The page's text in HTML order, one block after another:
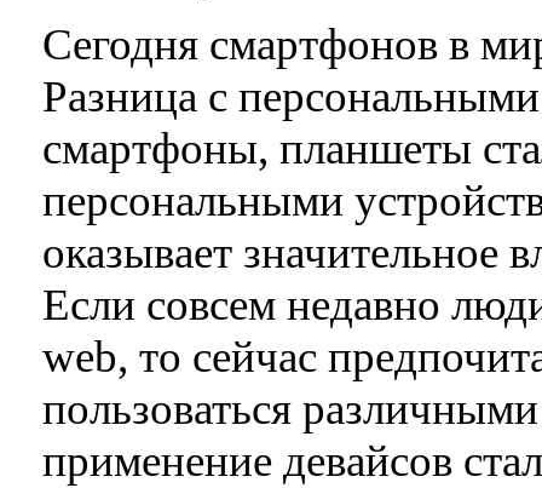
Сегодня смартфонов в
Разница с
смартфоны, планшеты
персональными
оказывает
Если совсем недавно
web, то сейчас
пользоваться
применение девайсов